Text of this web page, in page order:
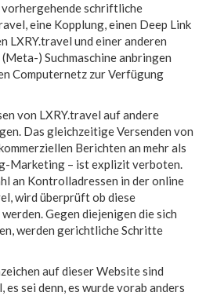
schriftliche
eine Kopplung, einen Deep Link
LXRY.travel und einer anderen
) Suchmaschine anbringen
Computernetz zur Verfügung
von LXRY.travel auf andere
Das gleichzeitige Versenden von
Berichten an mehr als
Marketing – ist explizit verboten.
an Kontrolladressen in der online
wird überprüft ob diese
Gegen diejenigen die sich
werden gerichtliche Schritte
auf dieser Website sind
es sei denn, es wurde vorab anders